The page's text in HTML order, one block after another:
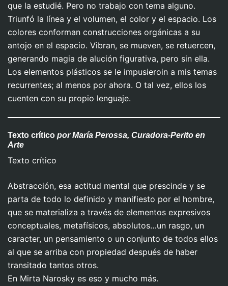
que la estudié. Pero no trabajo con tema alguno.
Triunfó la línea y el volumen, el color y el espacio. Los
colores conforman construcciones orgánicas a su
antojo en el espacio. Vibran, se mueven, se retuercen,
generando magia de alución figurativa, pero sin ella.
Los elementos plásticos se le impusieroin a mis temas
recurrentes; al menos por ahora. O tal vez, ellos los
cuenten con su propio lenguaje.
Texto crítico por María Perossa, Curadora-Perito en
Arte
Texto crítico
Abstracción, esa actitud mental que prescinde y se
parta de todo lo definido y manifiesto por el hombre,
que se materializa a través de elementos expresivos
conceptuales, metafísicos, absolutos…un rasgo, un
caracter, un pensamiento o un conjunto de todos ellos
al que se arriba con propiedad después de haber
transitado tantos otros.
En Mirta Narosky es eso y mucho más.